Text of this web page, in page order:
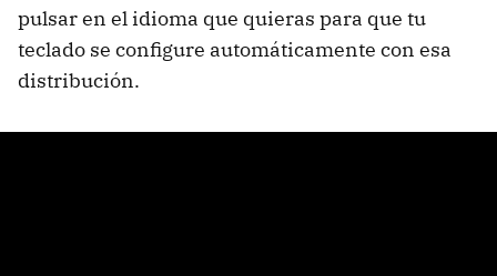
pulsar en el idioma que quieras para que tu
teclado se configure automáticamente con esa
distribución.